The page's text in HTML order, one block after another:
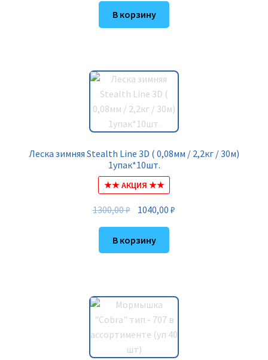
В корзину
Леска зимняя Stealth Line 3D ( 0,08мм / 2,2кг / 30м)
1упак*10шт.
★★ АКЦИЯ ★★
1300,00₽ Первоначальная
составляла
1300,00 ₽.
1040,00₽
В корзину